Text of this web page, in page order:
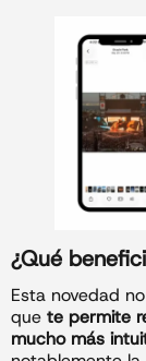
¿Qué
Esta novedad
que te permite
mucho más